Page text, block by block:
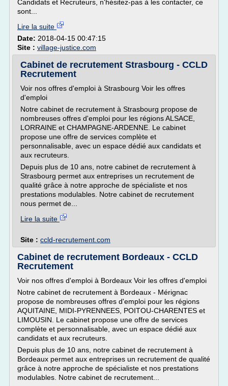
Candidats et Recruteurs, n'hésitez-pas à les contacter, ce
sont...
Lire la suite
Date: 2018-04-15 00:47:15
Site : village-justice.com
Cabinet de recrutement Strasbourg - CCLD
Recrutement
Voir nos offres d'emploi à Strasbourg Voir les offres
d'emploi
Notre cabinet de recrutement à Strasbourg propose de
nombreuses offres d'emploi pour les régions ALSACE,
LORRAINE et CHAMPAGNE-ARDENNE. Le cabinet
propose une offre de services complète et
personnalisable, avec un espace dédié aux candidats et
aux recruteurs.
Depuis plus de 10 ans, notre cabinet de recrutement à
Strasbourg permet aux entreprises un recrutement de
qualité grâce à notre approche de spécialiste et nos
prestations modulables. Notre cabinet de recrutement
nous permet de...
Lire la suite
Site : ccld-recrutement.com
Cabinet de recrutement Bordeaux - CCLD
Recrutement
Voir nos offres d'emploi à Bordeaux Voir les offres d'emploi
Notre cabinet de recrutement à Bordeaux - Mérignac
propose de nombreuses offres d'emploi pour les régions
AQUITAINE, MIDI-PYRENNEES, POITOU-CHARENTES et
LIMOUSIN. Le cabinet propose une offre de services
complète et personnalisable, avec un espace dédié aux
candidats et aux recruteurs.
Depuis plus de 10 ans, notre cabinet de recrutement à
Bordeaux permet aux entreprises un recrutement de qualité
grâce à notre approche de spécialiste et nos prestations
modulables. Notre cabinet de recrutement...